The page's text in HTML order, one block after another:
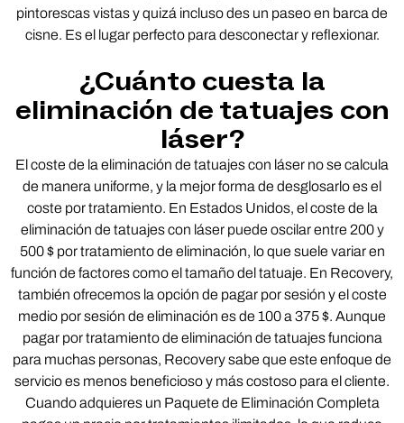
pintorescas vistas y quizá incluso des un paseo en barca de
cisne. Es el lugar perfecto para desconectar y reflexionar.
¿Cuánto cuesta la
eliminación de tatuajes con
láser?
El coste de la eliminación de tatuajes con láser no se calcula
de manera uniforme, y la mejor forma de desglosarlo es el
coste por tratamiento. En Estados Unidos, el coste de la
eliminación de tatuajes con láser puede oscilar entre 200 y
500 $ por tratamiento de eliminación, lo que suele variar en
función de factores como el tamaño del tatuaje. En Recovery,
también ofrecemos la opción de pagar por sesión y el coste
medio por sesión de eliminación es de 100 a 375 $. Aunque
pagar por tratamiento de eliminación de tatuajes funciona
para muchas personas, Recovery sabe que este enfoque de
servicio es menos beneficioso y más costoso para el cliente.
Cuando adquieres un Paquete de Eliminación Completa